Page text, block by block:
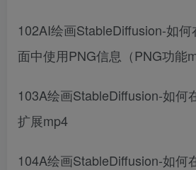
102AI绘画StableDiffusion-如
面中使用PNG信息（PNG功能
103A绘画StableDiffusion-如何
扩展mp4
104A绘画StableDiffusion-如何